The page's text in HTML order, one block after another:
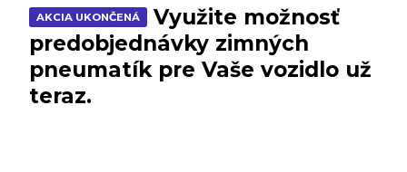
AKCIA UKONČENÁ
Využite možnosť
predobjednávky zimných
pneumatík pre Vaše vozidlo už
teraz.